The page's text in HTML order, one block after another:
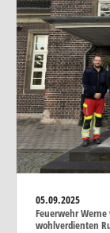
05.09.2025
Feuerwehr
wohlverdienten